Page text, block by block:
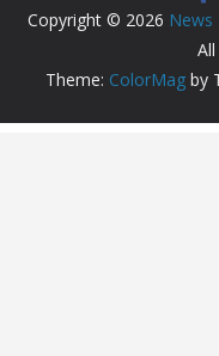
Copyright © 2026 News
Theme: ColorMag by